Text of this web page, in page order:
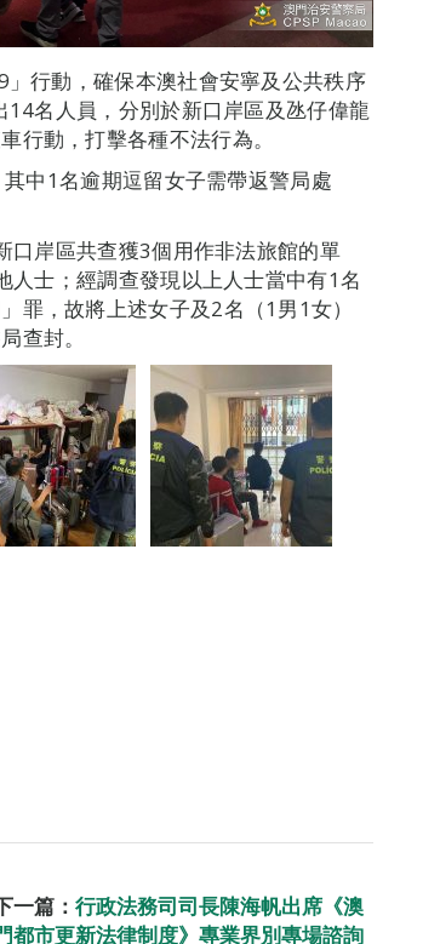
行動，確保本澳社會安寧及公共秩序
名人員，分別於新口岸區及氹仔偉龍
行動，打擊各種不法行為。
中1名逾期逗留女子需帶返警局處
口岸區共查獲3個用作非法旅館的單
士；經調查發現以上人士當中有1名
罪，故將上述女子及2名（1男1女）
查封。
一篇： 行政法務司司長陳海帆出席《澳
都市更新法律制度》專業界別專場諮詢